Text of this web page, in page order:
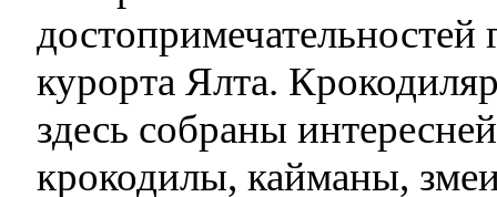
достопримечательностей
курорта Ялта.
здесь собраны
крокодилы, кайманы,